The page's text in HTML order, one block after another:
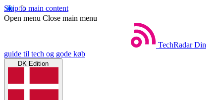
Skip to main content
Open menu Close main menu
TechRadar Din
guide til tech og gode køb
DK Edition